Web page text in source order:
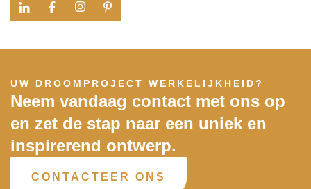
UW DROOMPROJECT WERKELIJKHEID?
Neem vandaag contact met ons op
en zet de stap naar een uniek en
inspirerend ontwerp.
CONTACTEER ONS